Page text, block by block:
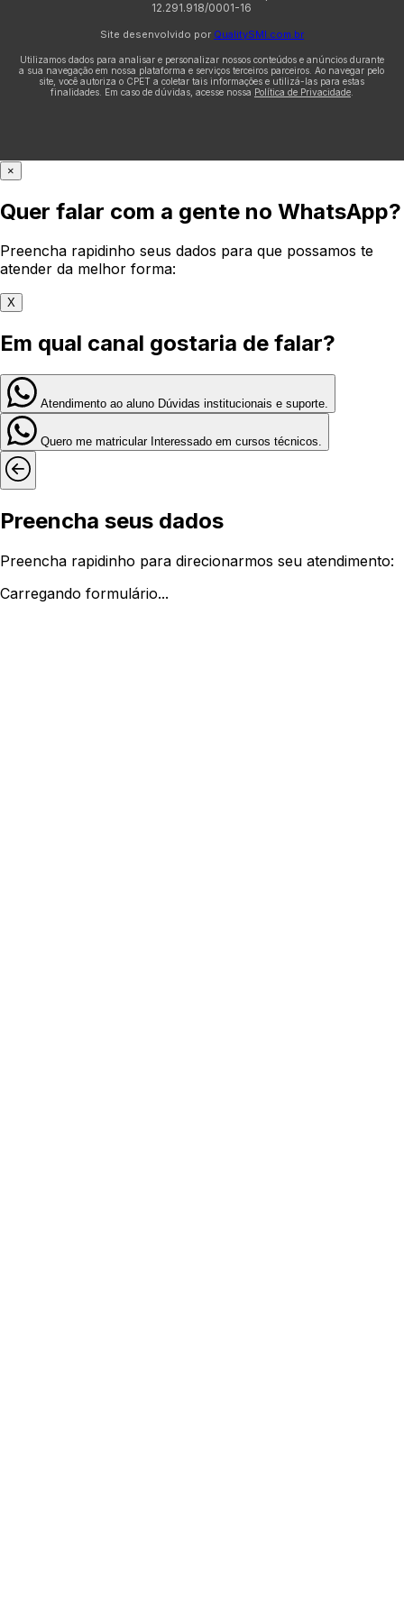
12.291.918/0001-16
Site desenvolvido por QualitySMI.com.br
Utilizamos dados para analisar e personalizar nossos conteúdos e anúncios durante
a sua navegação em nossa plataforma e serviços terceiros parceiros. Ao navegar pelo
site, você autoriza o CPET a coletar tais informações e utilizá-las para estas
finalidades. Em caso de dúvidas, acesse nossa Política de Privacidade
×
Quer falar com a gente no WhatsApp?
Preencha rapidinho seus dados para que possamos te
atender da melhor forma:
X
Em qual canal gostaria de falar?
Atendimento ao aluno Dúvidas institucionais e suporte.
Quero me matricular Interessado em cursos técnicos.
Preencha seus dados
Preencha rapidinho para direcionarmos seu atendimento:
Carregando formulário...